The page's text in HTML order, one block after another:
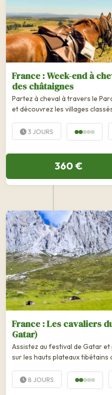
France : Week-end à
des châtaignes
Partez à cheval à travers le
et découvrez les villages
3 JOURS
360 €
France : Les cavaliers
Gatar)
Assistez au festival de Gatar
sur les hauts plateaux tibétains
8 JOURS